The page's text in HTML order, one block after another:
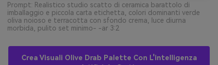
Prompt: Realistico studio scatto di ceramica barattolo di
imballaggio e piccola carta etichetta, colori dominanti verde
oliva noioso e terracotta con sfondo crema, luce diurna
morbida, pulito set minimo- -ar 3:2
Crea Visuali Olive Drab Palette Con L'intelligenza